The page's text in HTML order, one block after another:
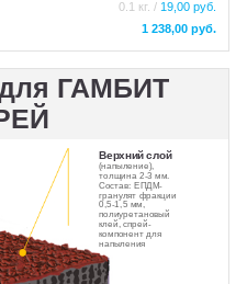
0.1 кг. / 19,00 руб.
1 238,00 руб.
ГАМБИТ
Верхний слой
(напыление),
толщина 2-3 мм.
Состав: ЕПДМ-
гранулят фракции
0,5-1,5 мм,
полиуретановый
клей, спрей-
компонент для
напыления